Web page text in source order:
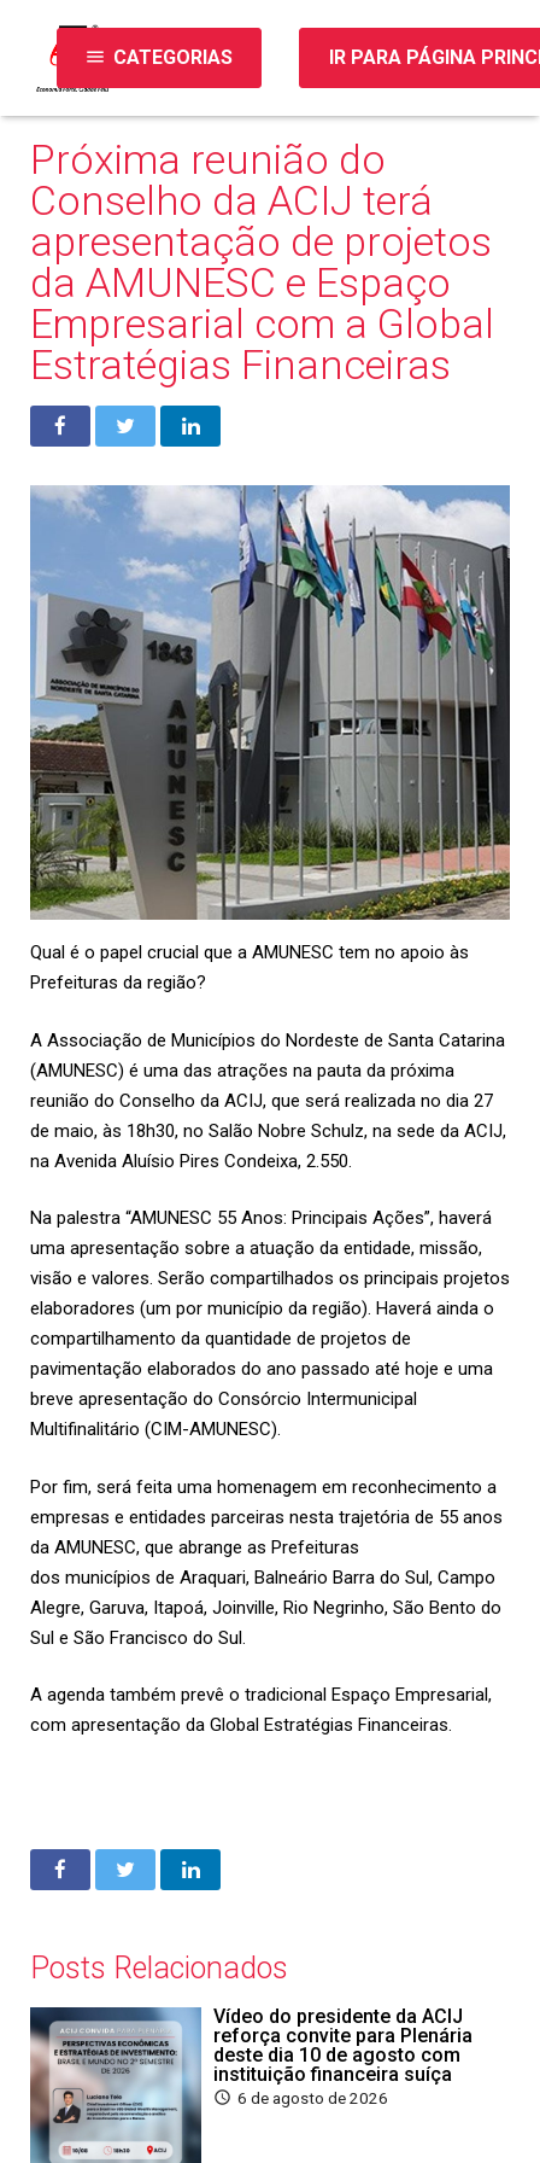
menu CATEGORIAS IR PARA PÁGINA
Próxima reunião do
Conselho da ACIJ terá
apresentação de projetos
da AMUNESC e Espaço
Empresarial com a Global
Estratégias Financeiras
Qual é o papel crucial que a AMUNESC tem no apoio às
Prefeituras da região?
A Associação de Municípios do Nordeste de Santa Catarina
(AMUNESC) é uma das atrações na pauta da próxima
reunião do Conselho da ACIJ, que será realizada no dia 27
de maio, às 18h30, no Salão Nobre Schulz, na sede da ACIJ,
na Avenida Aluísio Pires Condeixa, 2.550.
Na palestra “AMUNESC 55 Anos: Principais Ações”, haverá
uma apresentação sobre a atuação da entidade, missão,
visão e valores. Serão compartilhados os principais projetos
elaboradores (um por município da região). Haverá ainda o
compartilhamento da quantidade de projetos de
pavimentação elaborados do ano passado até hoje e uma
breve apresentação do Consórcio Intermunicipal
Multifinalitário (CIM-AMUNESC).
Por fim, será feita uma homenagem em reconhecimento a
empresas e entidades parceiras nesta trajetória de 55 anos
da AMUNESC, que abrange as Prefeituras
dos municípios de Araquari, Balneário Barra do Sul, Campo
Alegre, Garuva, Itapoá, Joinville, Rio Negrinho, São Bento do
Sul e São Francisco do Sul.
A agenda também prevê o tradicional Espaço Empresarial,
com apresentação da Global Estratégias Financeiras.
Posts Relacionados
Vídeo do presidente da ACIJ
reforça convite para Plenária
deste dia 10 de agosto com
instituição financeira suíça
6 de agosto de 2026